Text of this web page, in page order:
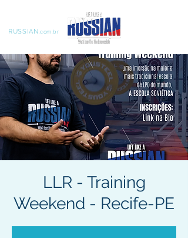
RUSSIAN.com.br
LLR - Training
Weekend - Recife-PE